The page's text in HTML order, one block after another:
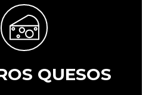
QUESOS